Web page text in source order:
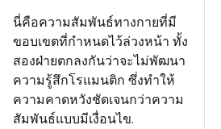
นี่คือความสัมพันธ์ทางกายที่มี
ขอบเขตที่กำหนดไว้ล่วงหน้า ทั้ง
สองฝ่ายตกลงกันว่าจะไม่พัฒนา
ความรู้สึกโรแมนติก ซึ่งทำให้
ความคาดหวังชัดเจนกว่าความ
สัมพันธ์แบบมีเงื่อนไข.